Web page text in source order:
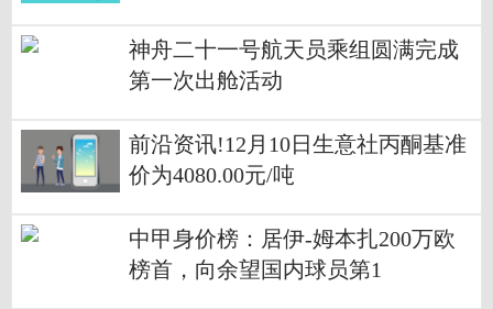
神舟二十一号航天员乘组圆满完成
第一次出舱活动
前沿资讯!12月10日生意社丙酮基准
价为4080.00元/吨
中甲身价榜：居伊-姆本扎200万欧
榜首，向余望国内球员第1